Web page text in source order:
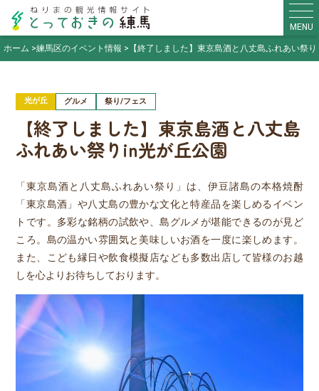
MENU
ホーム
練馬区のイベント情報 【終了しました】東京島酒と八丈島ふれあい祭
光が丘 グルメ 祭り/フェス
【終了しました】東京島酒と八丈島
ふれあい祭りin光が丘公園
「東京島酒と八丈島ふれあい祭り」は、伊豆諸島の本格焼酎
「東京島酒」や八丈島の豊かな文化と特産品を楽しめるイベン
トです。多彩な銘柄の試飲や、島グルメが堪能できるのが見ど
ころ。島の温かい雰囲気と美味しいお酒を一度に楽しめます。
また、こども縁日や飲食模擬店なども多数出店して皆様のお越
しを心よりお待ちしております。